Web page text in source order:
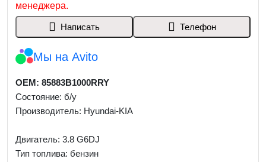
менеджера.
Написать Телефон
Мы на Avito
OEM: 85883B1000RRY
Состояние: б/у
Производитель: Hyundai-KIA
Двигатель: 3.8 G6DJ
Тип топлива: бензин